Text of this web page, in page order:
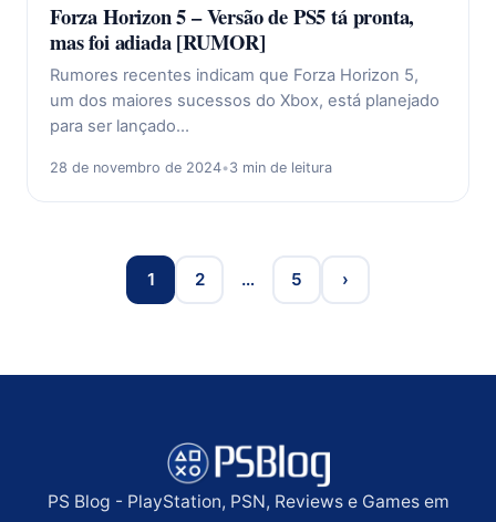
Forza Horizon 5 – Versão de PS5 tá pronta,
mas foi adiada [RUMOR]
Rumores recentes indicam que Forza Horizon 5,
um dos maiores sucessos do Xbox, está planejado
para ser lançado…
28 de novembro de 2024•3 min de leitura
1 2 … 5 ›
PS Blog - PlayStation, PSN, Reviews e Games em